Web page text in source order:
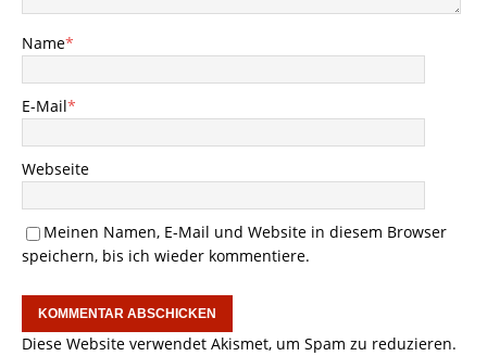
Name*
E-Mail*
Webseite
Meinen Namen, E-Mail und Website in diesem Browser
speichern, bis ich wieder kommentiere.
Diese Website verwendet Akismet, um Spam zu reduzieren.